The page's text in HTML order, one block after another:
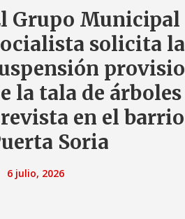
Grupo Municipal
solicita la
la tala de árboles
en el barrio
Soria
6 julio, 2026